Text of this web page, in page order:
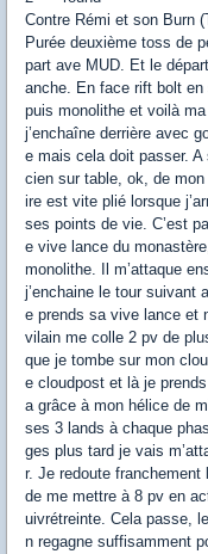
Contre Rémi et son Burn
Purée deuxième toss de
part ave MUD. Et le
anche. En face rift bolt
puis monolithe et voilà
j’enchaîne derrière avec
e mais cela doit passer.
cien sur table, ok, de
ire est vite plié lorsque
ses points de vie. C’est
e vive lance du
monolithe. Il m’attaque
j’enchaine le tour suivant
e prends sa vive lance et
vilain me colle 2 pv de
que je tombe sur mon
e cloudpost et là je
a grâce à mon hélice de
ses 3 lands à chaque
ges plus tard je vais
r. Je redoute
de me mettre à 8 pv en
uivrétreinte. Cela passe,
n regagne suffisamment